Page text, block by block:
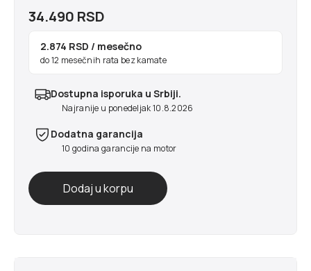
34.490 RSD
2.874 RSD / mesečno
do 12 mesečnih rata bez kamate
Dostupna isporuka u Srbiji.
Najranije u ponedeljak 10.8.2026
Dodatna garancija
10 godina garancije na motor